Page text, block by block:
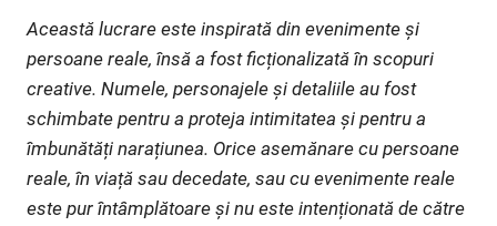
Această lucrare este inspirată din evenimente și
persoane reale, însă a fost ficționalizată în scopuri
creative. Numele, personajele și detaliile au fost
schimbate pentru a proteja intimitatea și pentru a
îmbunătăți narațiunea. Orice asemănare cu persoane
reale, în viață sau decedate, sau cu evenimente reale
este pur întâmplătoare și nu este intenționată de către